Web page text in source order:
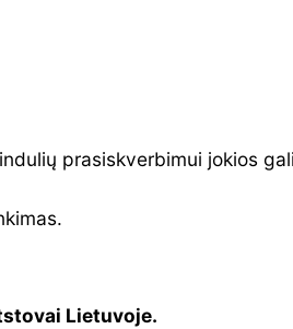
prasiskverbimui jokios
Lietuvoje.